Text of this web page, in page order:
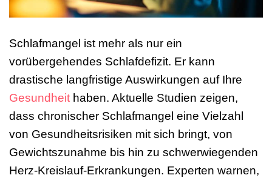
Schlafmangel ist mehr als nur ein
vorübergehendes Schlafdefizit. Er kann
drastische langfristige Auswirkungen auf Ihre
Gesundheit haben. Aktuelle Studien zeigen,
dass chronischer Schlafmangel eine Vielzahl
von Gesundheitsrisiken mit sich bringt, von
Gewichtszunahme bis hin zu schwerwiegenden
Herz-Kreislauf-Erkrankungen. Experten warnen,